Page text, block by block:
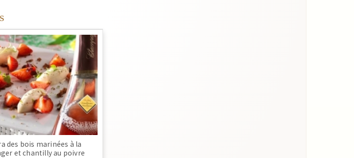
des bois marinées à la
et chantilly au poivre